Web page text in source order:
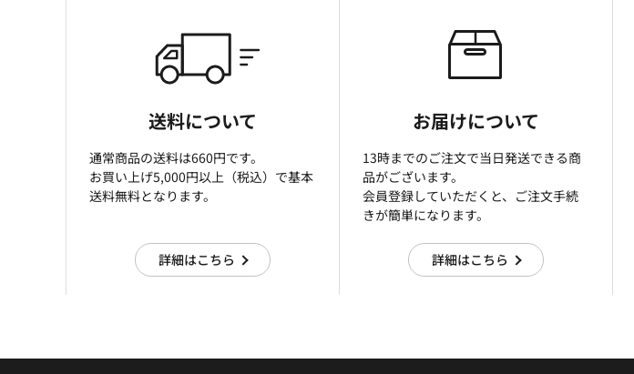
送料について
通常商品の送料は660円です。
お買い上げ5,000円以上（税込）で基本
送料無料となります。
詳細はこちら
お届けについて
13時までのご注文で当日発送できる商
品がございます。
会員登録していただくと、ご注文手続
きが簡単になります。
詳細はこちら